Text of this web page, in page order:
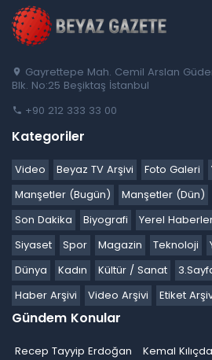
Gayrettepe Mah. Cemil Arslan
Blk. No:25 Beşiktaş İstanbul
+90 212 333 33 00
Kategoriler
Video Beyaz TV Arşivi Foto Galeri
Manşetler (Bugün)
Manşetler (Dün)
Son Dakika
Biyografi Yerel
Siyaset
Spor Magazin Teknoloji
Dünya
Kadın Kültür / Sanat
Haber Arşivi
Video Arşivi Etiket
Gündem Konular
Recep Tayyip Erdoğan Kemal